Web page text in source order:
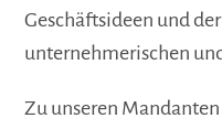
Geschäftsideen und
unternehmerischen
Zu unseren